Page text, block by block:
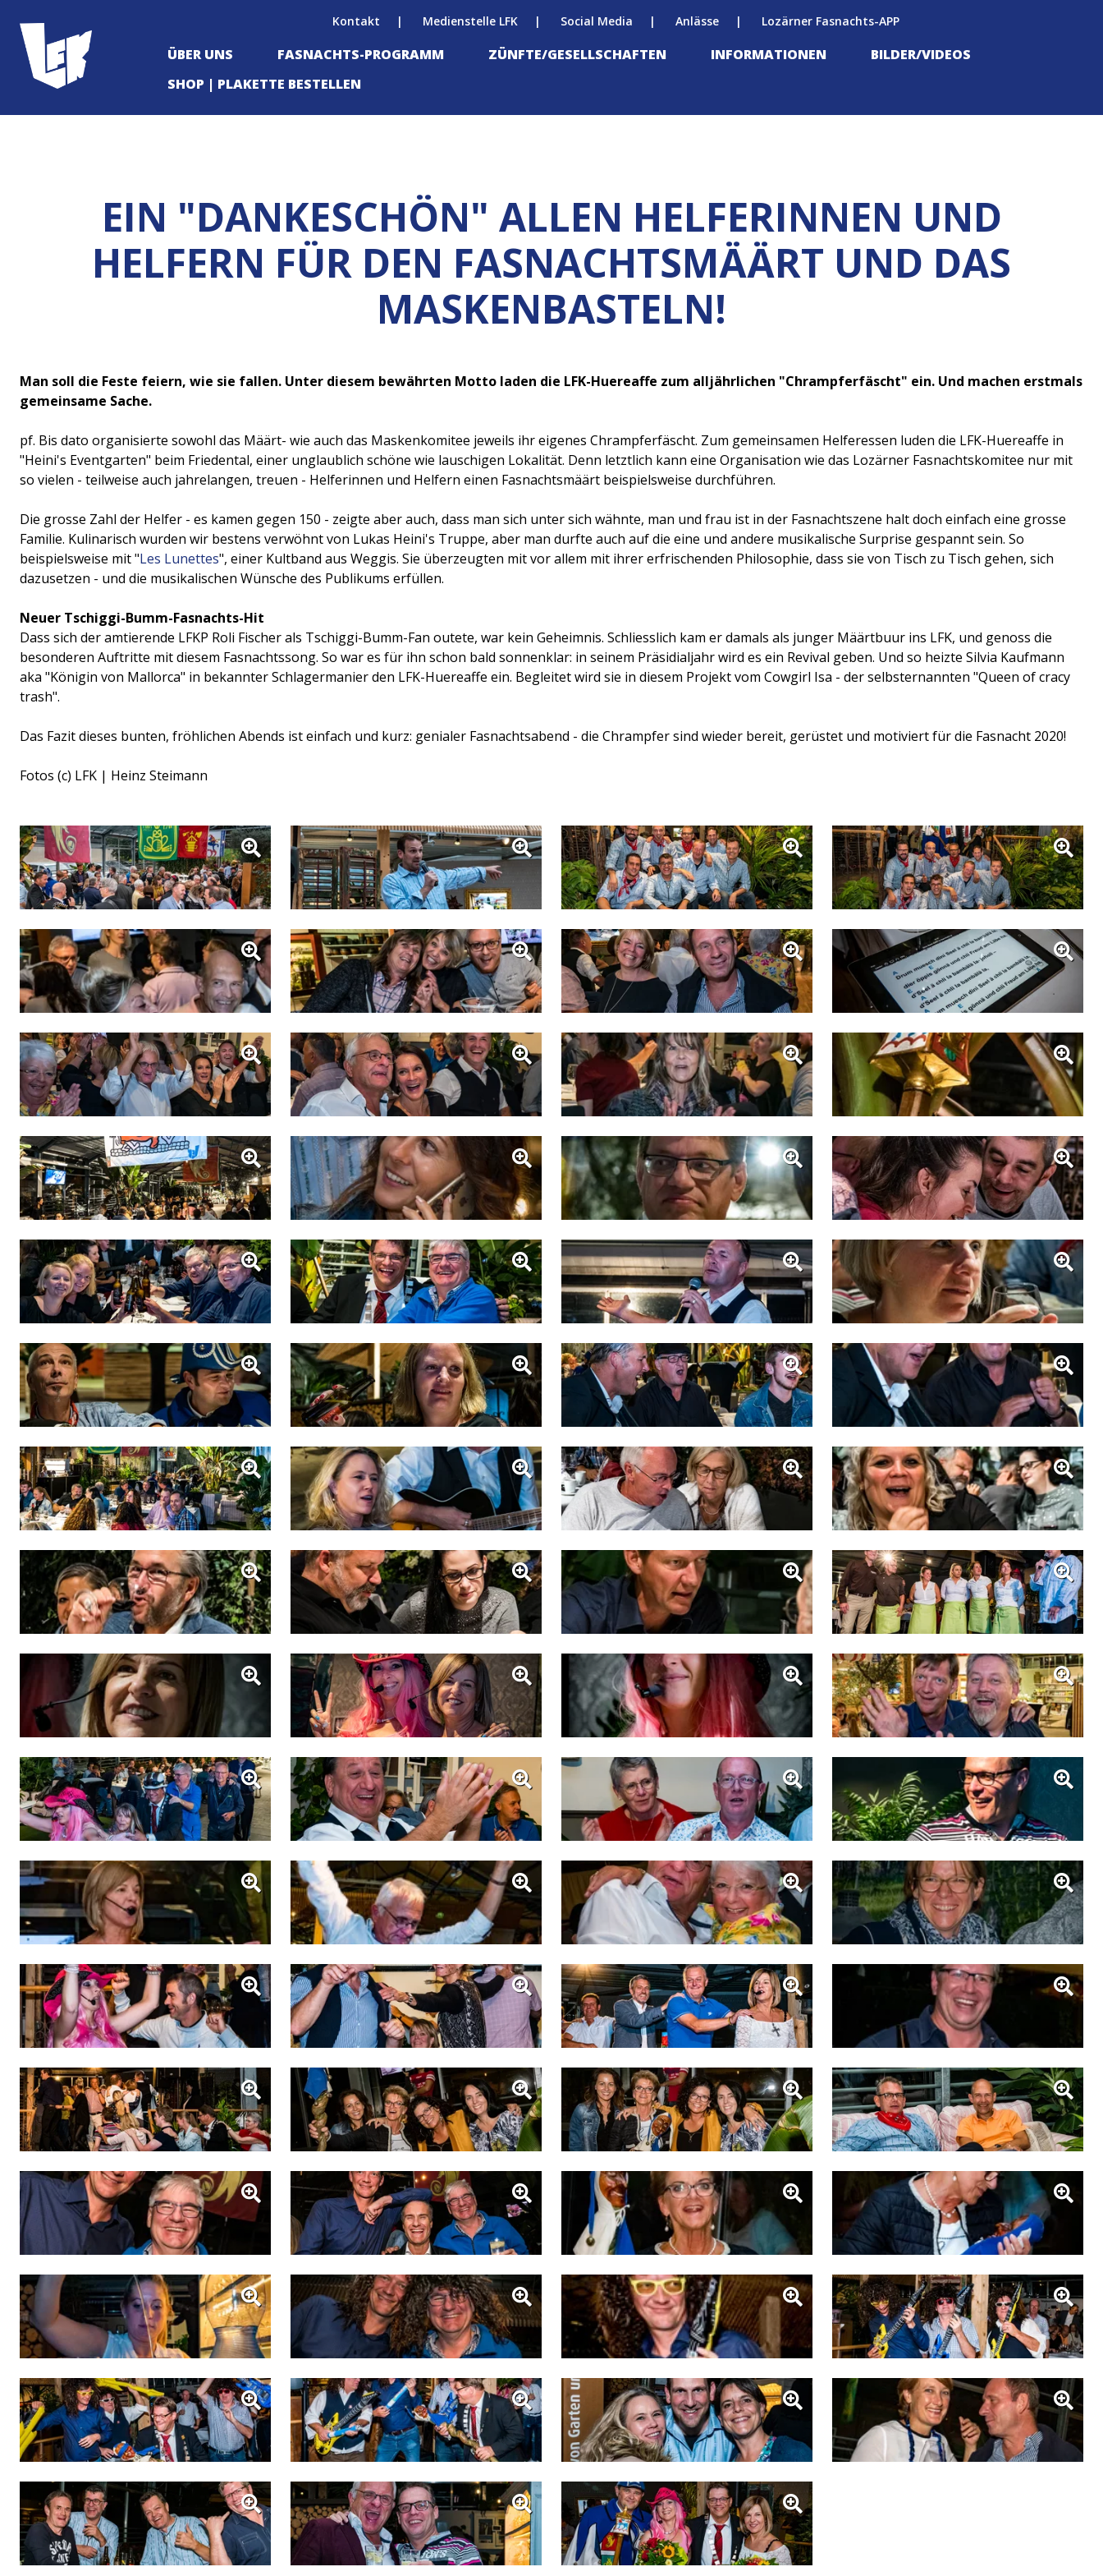
ÜBER UNS FASNACHTS-PROGRAMM ZÜNFTE/GESELLSCHAFTEN INFORMATIONEN
BILDER/VIDEOS
SHOP | PLAKETTE BESTELLEN
Kontakt Medienstelle LFK Social Media Anlässe Lozärner Fasnachts-APP
EIN "DANKESCHÖN" ALLEN HELFERINNEN UND
HELFERN FÜR DEN FASNACHTSMÄÄRT UND DAS
MASKENBASTELN!
Man soll die Feste feiern, wie sie fallen. Unter diesem bewährten Motto laden die LFK-Huereaffe zum alljährlichen "Chrampferfäscht" ein. Und machen erstmals
gemeinsame Sache.
pf. Bis dato organisierte sowohl das Määrt- wie auch das Maskenkomitee jeweils ihr eigenes Chrampferfäscht. Zum gemeinsamen Helferessen luden die LFK-Huereaffe in
"Heini's Eventgarten" beim Friedental, einer unglaublich schöne wie lauschigen Lokalität. Denn letztlich kann eine Organisation wie das Lozärner Fasnachtskomitee nur mit
so vielen - teilweise auch jahrelangen, treuen - Helferinnen und Helfern einen Fasnachtsmäärt beispielsweise durchführen.
Die grosse Zahl der Helfer - es kamen gegen 150 - zeigte aber auch, dass man sich unter sich wähnte, man und frau ist in der Fasnachtszene halt doch einfach eine grosse
Familie. Kulinarisch wurden wir bestens verwöhnt von Lukas Heini's Truppe, aber man durfte auch auf die eine und andere musikalische Surprise gespannt sein. So
beispielsweise mit "Les Lunettes", einer Kultband aus Weggis. Sie überzeugten mit vor allem mit ihrer erfrischenden Philosophie, dass sie von Tisch zu Tisch gehen, sich
dazusetzen - und die musikalischen Wünsche des Publikums erfüllen.
Neuer Tschiggi-Bumm-Fasnachts-Hit
Dass sich der amtierende LFKP Roli Fischer als Tschiggi-Bumm-Fan outete, war kein Geheimnis. Schliesslich kam er damals als junger Määrtbuur ins LFK, und genoss die
besonderen Auftritte mit diesem Fasnachtssong. So war es für ihn schon bald sonnenklar: in seinem Präsidialjahr wird es ein Revival geben. Und so heizte Silvia Kaufmann
aka "Königin von Mallorca" in bekannter Schlagermanier den LFK-Huereaffe ein. Begleitet wird sie in diesem Projekt vom Cowgirl Isa - der selbsternannten "Queen of cracy
trash".
Das Fazit dieses bunten, fröhlichen Abends ist einfach und kurz: genialer Fasnachtsabend - die Chrampfer sind wieder bereit, gerüstet und motiviert für die Fasnacht 2020!
Fotos (c) LFK | Heinz Steimann